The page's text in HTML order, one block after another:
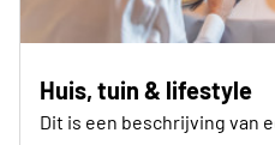
Huis, tuin & lifestyle
Dit is een beschrijving van